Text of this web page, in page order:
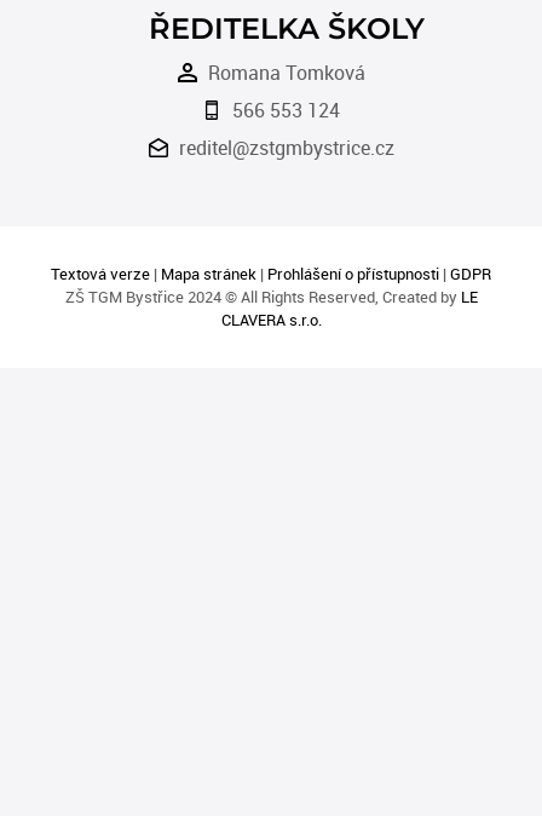
ŘEDITELKA ŠKOLY
Romana Tomková
566 553 124
reditel@zstgmbystrice.cz
Textová verze | Mapa stránek | Prohlášení o přístupnosti |GDPR
ZŠ TGM Bystřice 2024 © All Rights Reserved, Created by LE
CLAVERA s.r.o.